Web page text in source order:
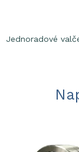
Jednoradové